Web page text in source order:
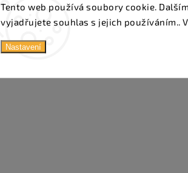
Tento web používá soubory cookie.
vyjadřujete souhlas s jejich používáním..
Nastavení